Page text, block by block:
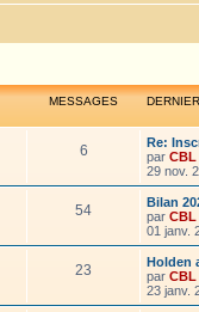
MESSAGES
6
Re:
par CBL
29 nov.
54
Bilan
par CBL
01 janv.
23
Holden
par CBL
23 janv.